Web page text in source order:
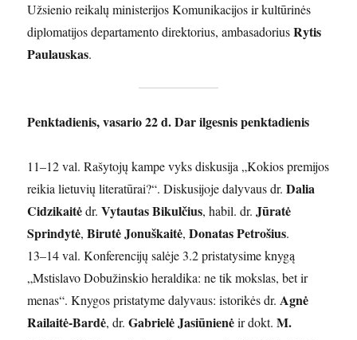
Užsienio reikalų ministerijos Komunikacijos ir kultūrinės
diplomatijos departamento direktorius, ambasadoriusRytis
Paulauskas.
Penktadienis, vasario 22 d. Dar ilgesnis penktadienis
11–12 val. Rašytojų kampe vyks diskusija „Kokios premijos
reikia lietuvių literatūrai?“. Diskusijoje dalyvaus dr.Dalia
Cidzikaitėdr.Vytautas Bikulčius, habil. dr.Jūratė
Sprindytė,Birutė Jonuškaitė,Donatas Petrošius.
13–14 val. Konferencijų salėje 3.2 pristatysime knygą
„Mstislavo Dobužinskio heraldika: ne tik mokslas, bet ir
menas“. Knygos pristatyme dalyvaus: istorikės dr. Agnė
Railaitė-Bardė, dr. Gabrielė Jasiūnienėir dokt.M.